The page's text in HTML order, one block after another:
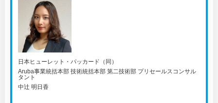
日本ヒューレット・パッカード（同）
Aruba事業統括本部 技術統括本部 第二技術部 プリセールスコンサル
タント
中辻 明日香